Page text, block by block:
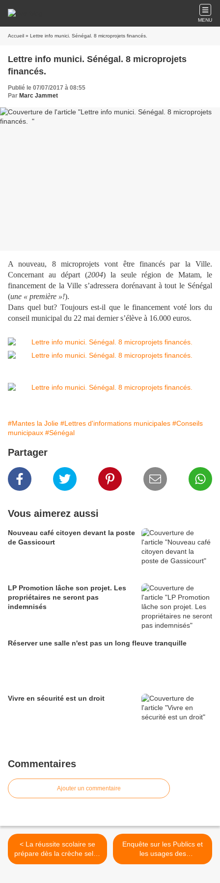
MENU
Accueil » Lettre info munici. Sénégal. 8 microprojets financés.
Lettre info munici. Sénégal. 8 microprojets
financés.
Publié le 07/07/2017 à 08:55
Par Marc Jammet
A nouveau, 8 microprojets vont être financés par la Ville.
Concernant au départ (2004) la seule région de Matam, le
financement de la Ville s’adressera dorénavant à tout le Sénégal
(une « première »!).
Dans quel but? Toujours est-il que le financement voté lors du
conseil municipal du 22 mai dernier s’élève à 16.000 euros.
#Mantes la Jolie #Lettres d'informations municipales #Conseils
municipaux #Sénégal
Partager
Vous aimerez aussi
Nouveau café citoyen devant la poste
de Gassicourt
LP Promotion lâche son projet. Les
propriétaires ne seront pas
indemnisés
Réserver une salle n'est pas un long fleuve tranquille
Vivre en sécurité est un droit
Commentaires
Ajouter un commentaire
< La réussite scolaire se
prépare dès la crèche selon
l’OCDE
Enquête sur les Publics et
les usages des
bibliothèques municipales